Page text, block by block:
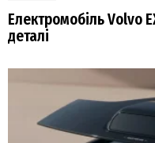
Електромобіль Volvo
деталі